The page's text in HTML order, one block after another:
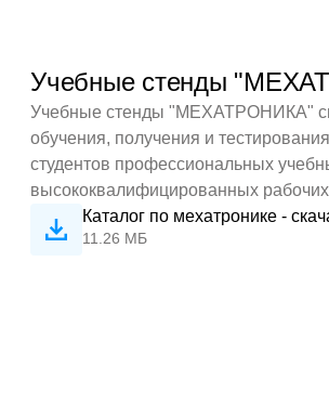
Учебные стенды
Учебные стенды "МЕХАТРОНИКА"
обучения, получения и
студентов профессиональных
высококвалифицированных
Каталог по мехатронике -
11.26 МБ